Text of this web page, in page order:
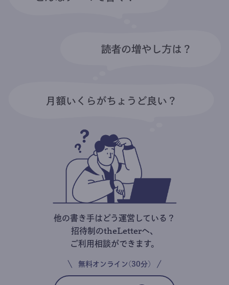
他の書き手はどう運営している？
招待制のtheLetterへ、
ご利用相談ができます。
無料オンライン(30分)